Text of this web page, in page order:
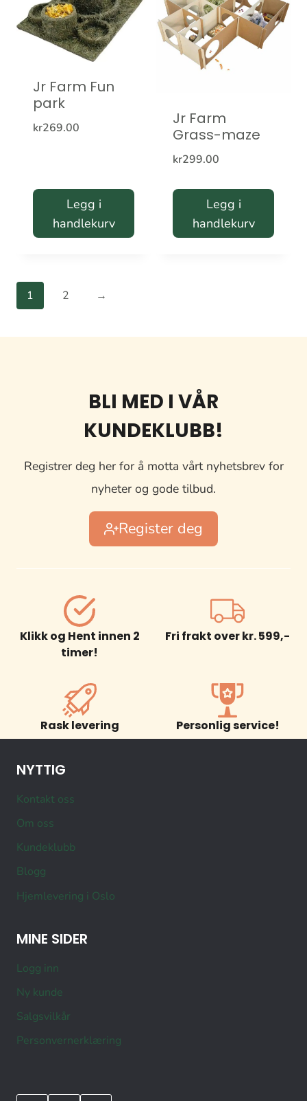
Jr Farm Fun
park
kr269.00
Legg i
handlekurv
Jr Farm
Grass-maze
kr299.00
Legg i
handlekurv
1 2 →
BLI MED I VÅR
KUNDEKLUBB!
Registrer deg her for å motta vårt nyhetsbrev for
nyheter og gode tilbud.
Register deg
Klikk og Hent innen 2
timer!
Fri frakt over kr. 599,-
Rask levering Personlig service!
NYTTIG
Kontakt oss
Om oss
Kundeklubb
Blogg
Hjemlevering i Oslo
MINE SIDER
Logg inn
Ny kunde
Salgsvilkår
Personvernerklæring